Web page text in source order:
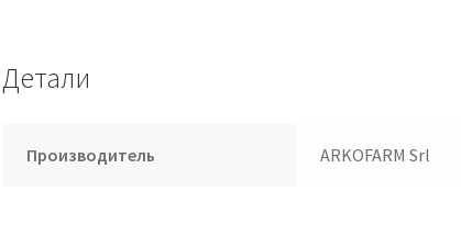
Детали
Производитель ARKOFARM Srl